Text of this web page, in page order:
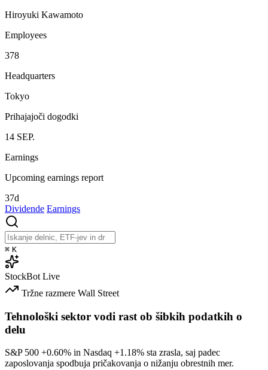
Hiroyuki Kawamoto
Employees
378
Headquarters
Tokyo
Prihajajoči dogodki
14 SEP.
Earnings
Upcoming earnings report
37d
Dividende Earnings
⌘ K
StockBot Live
Tržne razmere Wall Street
Tehnološki sektor vodi rast ob šibkih podatkih o
delu
S&P 500 +0.60% in Nasdaq +1.18% sta zrasla, saj padec
zaposlovanja spodbuja pričakovanja o nižanju obrestnih mer.